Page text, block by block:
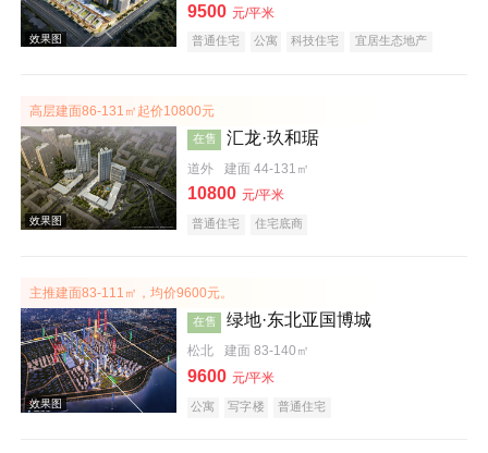
效果图
效果图
9500 元/平米
普通住宅 公寓 科技住宅
宜居生态地产
高层建面86-131㎡起价10800元
在售 汇龙·玖和琚
道外 建面 44-131㎡
10800 元/平米
普通住宅 住宅底商
主推建面83-111㎡，均价9600元。
在售 绿地·东北亚国博城
松北 建面 83-140㎡
9600 元/平米
公寓 写字楼 普通住宅